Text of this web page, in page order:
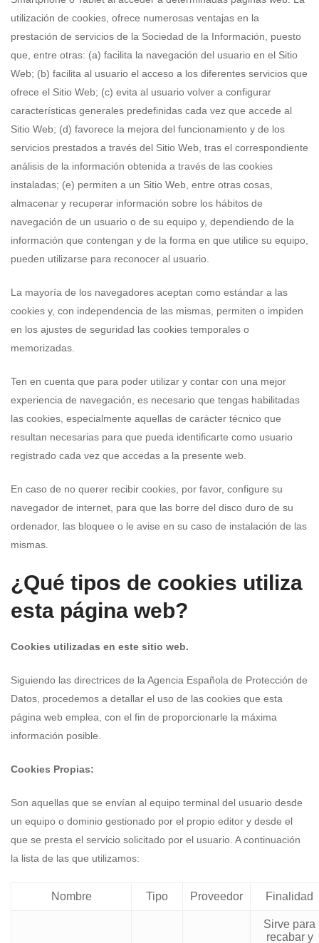
utilización de cookies, ofrece numerosas ventajas en la
prestación de servicios de la Sociedad de la Información, puesto
que, entre otras: (a) facilita la navegación del usuario en el Sitio
Web; (b) facilita al usuario el acceso a los diferentes servicios que
ofrece el Sitio Web; (c) evita al usuario volver a configurar
características generales predefinidas cada vez que accede al
Sitio Web; (d) favorece la mejora del funcionamiento y de los
servicios prestados a través del Sitio Web, tras el correspondiente
análisis de la información obtenida a través de las cookies
instaladas; (e) permiten a un Sitio Web, entre otras cosas,
almacenar y recuperar información sobre los hábitos de
navegación de un usuario o de su equipo y, dependiendo de la
información que contengan y de la forma en que utilice su equipo,
pueden utilizarse para reconocer al usuario.
La mayoría de los navegadores aceptan como estándar a las
cookies y, con independencia de las mismas, permiten o impiden
en los ajustes de seguridad las cookies temporales o
memorizadas.
Ten en cuenta que para poder utilizar y contar con una mejor
experiencia de navegación, es necesario que tengas habilitadas
las cookies, especialmente aquellas de carácter técnico que
resultan necesarias para que pueda identificarte como usuario
registrado cada vez que accedas a la presente web.
En caso de no querer recibir cookies, por favor, configure su
navegador de internet, para que las borre del disco duro de su
ordenador, las bloquee o le avise en su caso de instalación de las
mismas.
¿Qué tipos de cookies utiliza
esta página web?
Cookies utilizadas en este sitio web.
Siguiendo las directrices de la Agencia Española de Protección de
Datos, procedemos a detallar el uso de las cookies que esta
página web emplea, con el fin de proporcionarle la máxima
información posible.
Cookies Propias:
Son aquellas que se envían al equipo terminal del usuario desde
un equipo o dominio gestionado por el propio editor y desde el
que se presta el servicio solicitado por el usuario. A continuación
la lista de las que utilizamos:
Nombre Tipo Proveedor Finalidad
Sirve para
recabar y